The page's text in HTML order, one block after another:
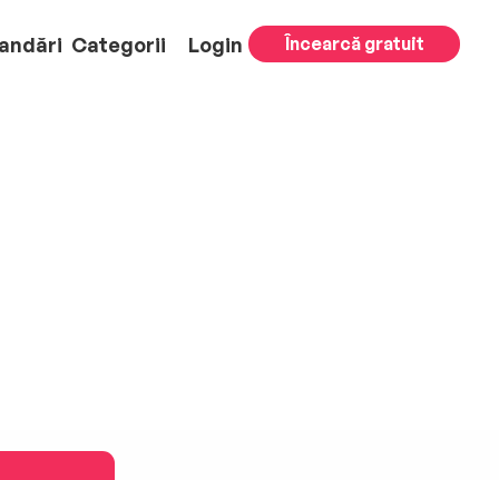
Categorii Login Încearcă gratuit